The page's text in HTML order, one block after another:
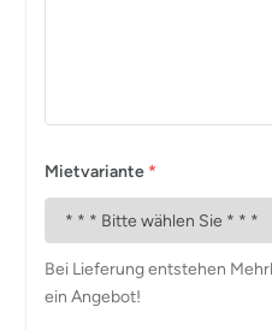
Mietvariante *
Bei Lieferung entstehen
ein Angebot!